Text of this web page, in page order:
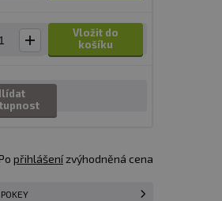
Vložit do
košíku
přihlášenízvýhodněná cena